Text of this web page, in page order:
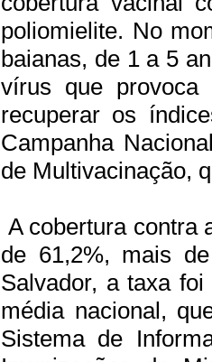
poliomielite. No
baianas, de 1 a 5
vírus que provoca
recuperar os
Campanha
de Multivacinação,
A cobertura contra
de 61,2%, mais
Salvador, a taxa
média nacional,
Sistema de